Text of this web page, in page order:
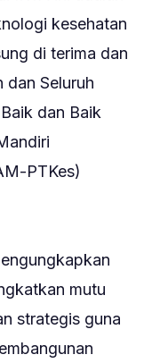
kesehatan
di terima dan
Seluruh
dan Baik
PTKes)
mutu
strategis guna